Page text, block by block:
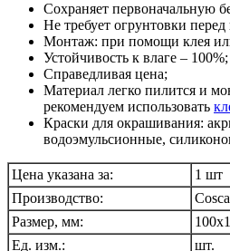
Сохраняет первоначальную
Не требует огрунтовки перед
Монтаж: при помощи клея
Устойчивость к влаге – 100%;
Справедливая цена;
Материал легко пилится и
рекомендуем использовать
Краски для окрашивания:
водоэмульсионные,
Цена указана за:
1 шт
Производство:
Размер, мм:
Ед. изм.:
шт.